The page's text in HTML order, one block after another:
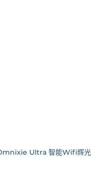
Ultra 智能Wifi辉光